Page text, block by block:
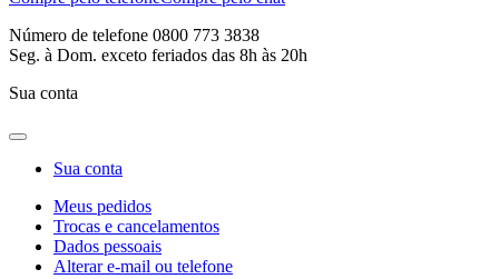
Número de telefone 0800 773 3838
Seg. à Dom. exceto feriados das 8h às 20h
Sua conta
Sua conta
Meus pedidos
Trocas e cancelamentos
Dados pessoais
Alterar e-mail ou telefone